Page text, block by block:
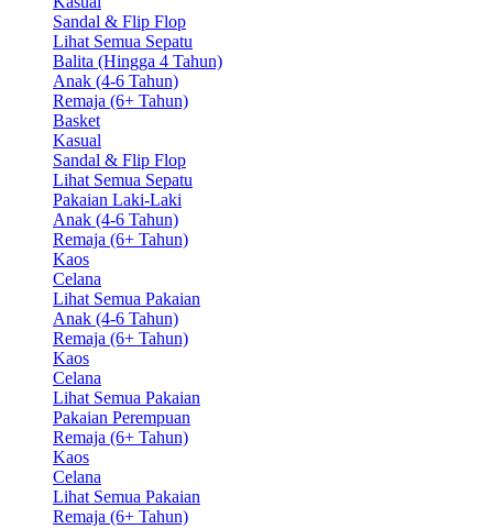
Sandal & Flip Flop
Lihat Semua Sepatu
Balita (Hingga 4 Tahun)
Anak (4-6 Tahun)
Remaja (6+ Tahun)
Basket
Kasual
Sandal & Flip Flop
Lihat Semua Sepatu
Pakaian Laki-Laki
Anak (4-6 Tahun)
Remaja (6+ Tahun)
Kaos
Celana
Lihat Semua Pakaian
Anak (4-6 Tahun)
Remaja (6+ Tahun)
Kaos
Celana
Lihat Semua Pakaian
Pakaian Perempuan
Remaja (6+ Tahun)
Kaos
Celana
Lihat Semua Pakaian
Remaja (6+ Tahun)